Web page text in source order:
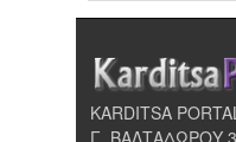
KARDITSA